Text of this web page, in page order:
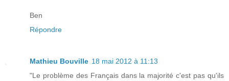
Ben
Répondre
Mathieu Bouville 18 mai 2012 à 11:13
"Le problème des Français dans la majorité c'est pas qu'ils